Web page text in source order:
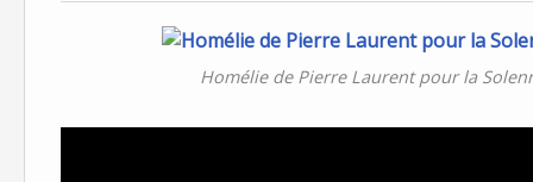
Homélie de Pierre Laurent pour la